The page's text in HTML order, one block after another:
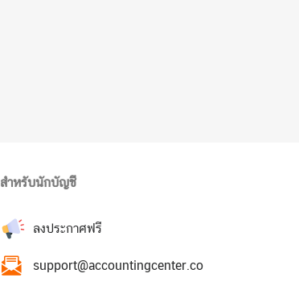
สำหรับนักบัญชี
ลงประกาศฟรี
support@accountingcenter.co